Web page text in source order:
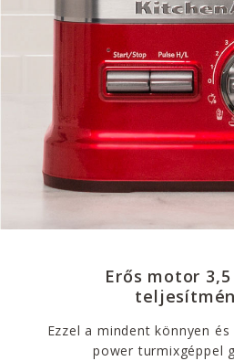
Erős motor 3,5
Ezzel a mindent könnyen
power turmixgéppel